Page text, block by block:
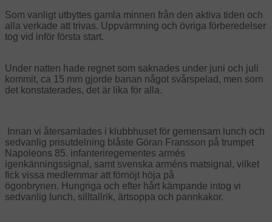
Som vanligt utbyttes gamla minnen från den aktiva tiden och
alla verkade att trivas. Uppvärmning och övriga förberedelser
tog vid inför första start.
Under natten hade regnet som saknades under juni och juli
kommit, ca 15 mm gjorde banan något svårspelad, men som
det konstaterades, det är lika för alla.
Innan vi återsamlades i klubbhuset för gemensam lunch och
sedvanlig prisutdelning blåste Göran Fransson på trumpet
Napoleons 85. infanteriregementes armés
igenkänningssignal, samt svenska arméns matsignal, vilket
fick vissa medlemmar att förnöjt höja på
ögonbrynen. Hungriga och efter hårt kämpande intog vi
sedvanlig lunch, silltallrik, ärtsoppa och pannkakor.